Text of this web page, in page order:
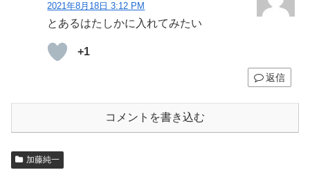
2021年8月18日 3:12 PM
とあるはたしかに入れてみたい
+1
返信
コメントを書き込む
加藤純一